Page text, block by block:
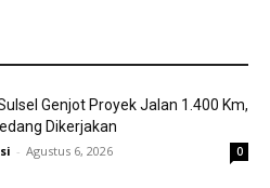
Genjot Proyek Jalan 1.400 Km,
Dikerjakan
- Agustus 6, 2026 0